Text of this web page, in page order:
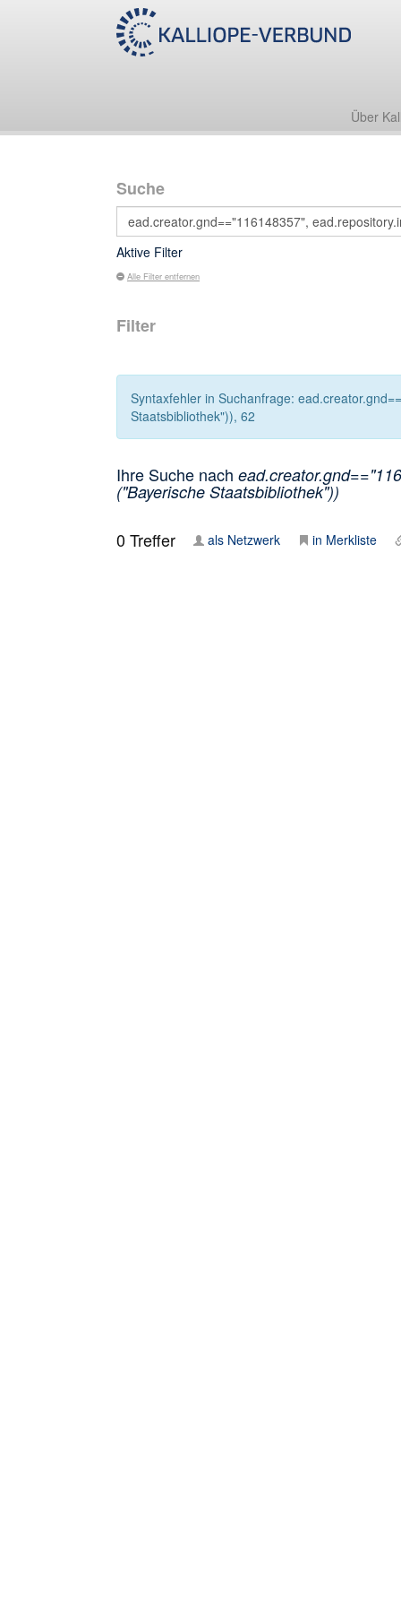
Über
Suche
Aktive Filter
Alle Filter entfernen
Filter
Syntaxfehler in Suchanfrage:
Staatsbibliothek")), 62
Ihre Suche nach
("Bayerische Staatsbibliothek"))
0Treffer als Netzwerk in Merkliste